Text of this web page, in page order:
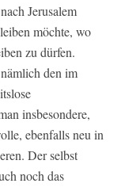
Jerusalem
möchte, wo
zu dürfen.
den im
insbesondere,
ebenfalls neu in
Der selbst
noch das